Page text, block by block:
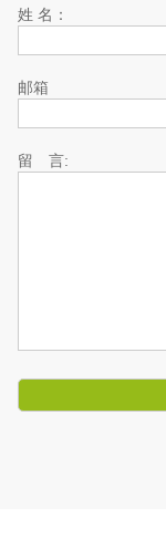
姓 名：
邮箱
留 言: